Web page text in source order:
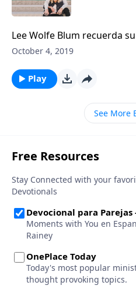
Lee Wolfe Blum recuerda
mensaje dañino: “No eres
sus luchas.
October 4, 2019
Play
See More